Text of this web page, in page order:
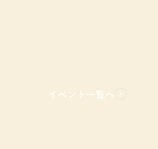
イベント一覧へ